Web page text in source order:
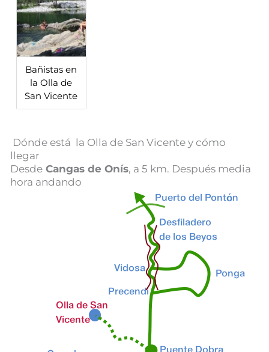
Bañistas en
la Olla de
San Vicente
Dónde está la Olla de San Vicente y cómo
llegar
Desde Cangas de Onís, a 5 km. Después media
hora andando